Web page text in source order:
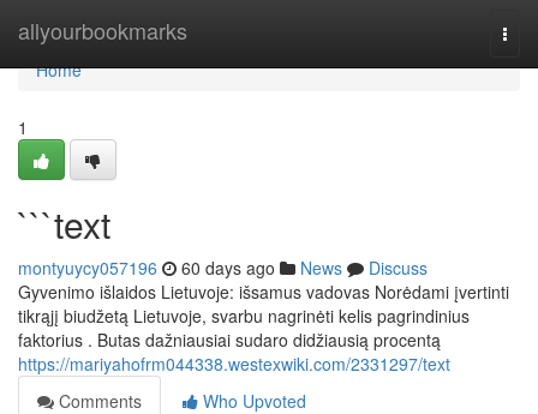
allyourbookmarks
Home
Home
1
```text
montyuycy057196 60 days ago News
Discuss
Gyvenimo išlaidos Lietuvoje: išsamus vadovas Norėdami įvertinti
tikrąjį biudžetą Lietuvoje, svarbu nagrinėti kelis pagrindinius
faktorius . Butas dažniausiai sudaro didžiausią procentą
https://mariyahofrm044338.westexwiki.com/2331297/text
Comments
Who Upvoted